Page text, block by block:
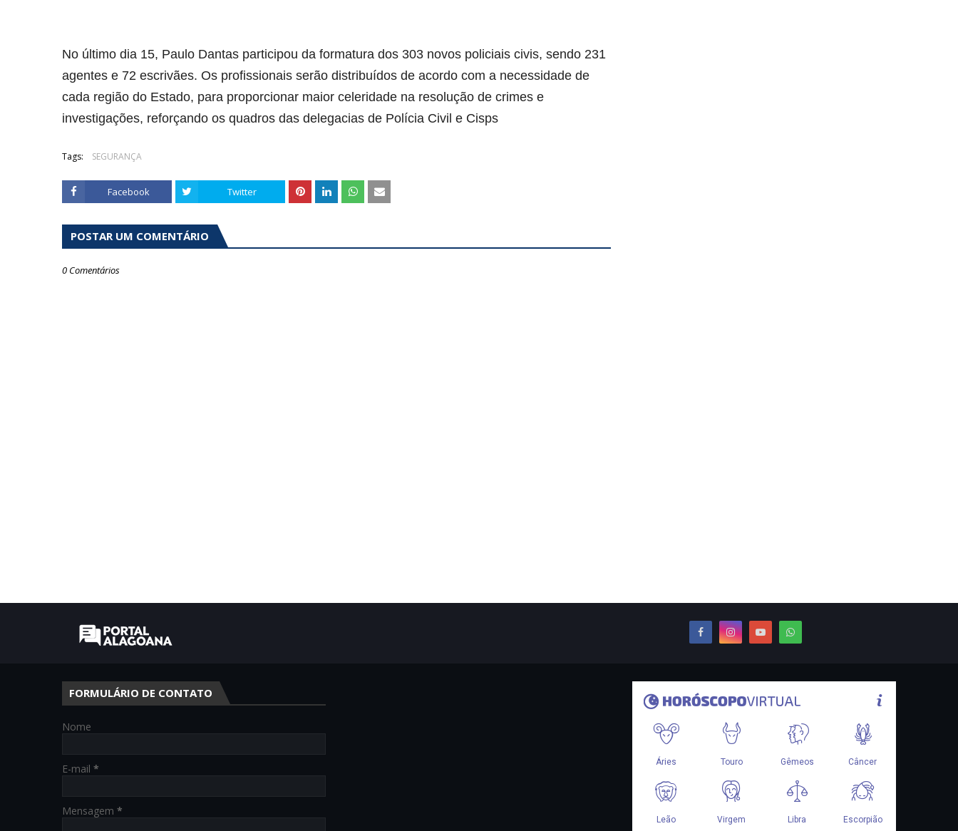
No último dia 15, Paulo Dantas participou da formatura dos 303 novos policiais civis, sendo 231
agentes e 72 escrivães. Os profissionais serão distribuídos de acordo com a necessidade de
cada região do Estado, para proporcionar maior celeridade na resolução de crimes e
investigações, reforçando os quadros das delegacias de Polícia Civil e Cisps
Tags: SEGURANÇA
Facebook Twitter
POSTAR UM COMENTÁRIO
0 Comentários
FORMULÁRIO DE CONTATO
Nome
E-mail *
Mensagem *